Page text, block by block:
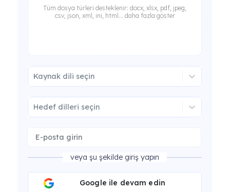
Tüm dosya türleri desteklenir: docx, xlsx, pdf, jpeg,
csv, json, xml, ini, html... daha fazla göster
Kaynak dili seçin
Hedef dilleri seçin
veya şu şekilde giriş yapın
Google ile devam edin